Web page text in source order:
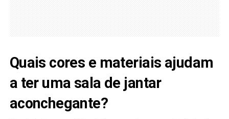
Quais cores e materiais ajudam
a ter uma sala de jantar
aconchegante?